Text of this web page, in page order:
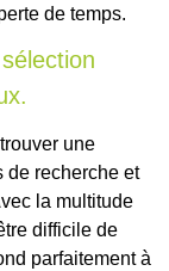
de temps.
une
de recherche et
la multitude
difficile de
parfaitement à